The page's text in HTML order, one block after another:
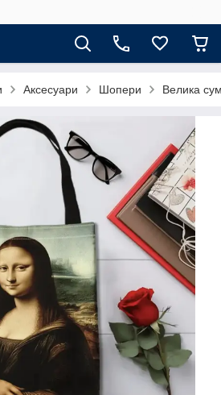
Аксесуари Шопери Велика